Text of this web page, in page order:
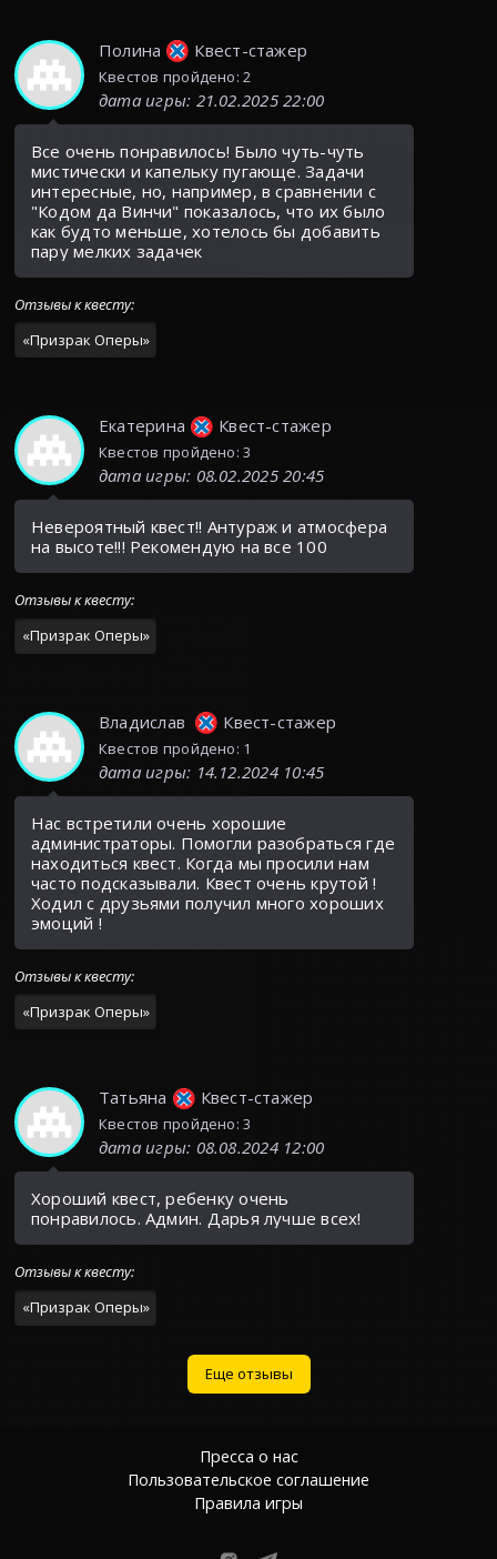
Полина Квест-стажер
Квестов пройдено: 2
дата игры: 21.02.2025 22:00
Все очень понравилось! Было чуть-чуть
мистически и капельку пугающе. Задачи
интересные, но, например, в сравнении с
"Кодом да Винчи" показалось, что их было
как будто меньше, хотелось бы добавить
пару мелких задачек
Отзывы к квесту:
«Призрак Оперы»
Екатерина Квест-стажер
Квестов пройдено: 3
дата игры: 08.02.2025 20:45
Невероятный квест!! Антураж и атмосфера
на высоте!!! Рекомендую на все 100
Отзывы к квесту:
«Призрак Оперы»
Владислав Квест-стажер
Квестов пройдено: 1
дата игры: 14.12.2024 10:45
Нас встретили очень хорошие
администраторы. Помогли разобраться где
находиться квест. Когда мы просили нам
часто подсказывали. Квест очень крутой !
Ходил с друзьями получил много хороших
эмоций !
Отзывы к квесту:
«Призрак Оперы»
Татьяна Квест-стажер
Квестов пройдено: 3
дата игры: 08.08.2024 12:00
Хороший квест, ребенку очень
понравилось. Админ. Дарья лучше всех!
Отзывы к квесту:
«Призрак Оперы»
Еще отзывы
Пресса о нас
Пользовательское соглашение
Правила игры